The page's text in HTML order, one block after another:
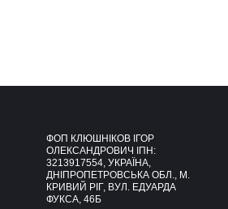
ФОП КЛЮШНІКОВ ІГОР
ОЛЕКСАНДРОВИЧ ІПН:
3213917554, УКРАЇНА,
ДНІПРОПЕТРОВСЬКА ОБЛ., М.
КРИВИЙ РІГ, ВУЛ. ЕДУАРДА
ФУКСА, 46Б